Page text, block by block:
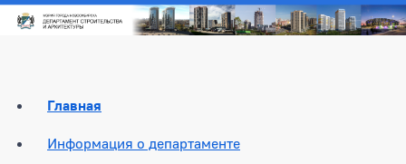
Главная
Информация о департаменте